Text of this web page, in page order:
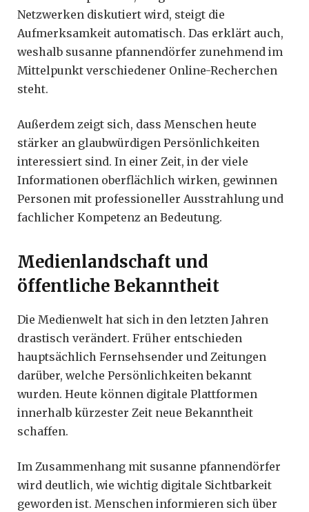
Netzwerken diskutiert wird, steigt die
Aufmerksamkeit automatisch. Das erklärt auch,
weshalb susanne pfannendörfer zunehmend im
Mittelpunkt verschiedener Online-Recherchen
steht.
Außerdem zeigt sich, dass Menschen heute
stärker an glaubwürdigen Persönlichkeiten
interessiert sind. In einer Zeit, in der viele
Informationen oberflächlich wirken, gewinnen
Personen mit professioneller Ausstrahlung und
fachlicher Kompetenz an Bedeutung.
Medienlandschaft und
öffentliche Bekanntheit
Die Medienwelt hat sich in den letzten Jahren
drastisch verändert. Früher entschieden
hauptsächlich Fernsehsender und Zeitungen
darüber, welche Persönlichkeiten bekannt
wurden. Heute können digitale Plattformen
innerhalb kürzester Zeit neue Bekanntheit
schaffen.
Im Zusammenhang mit susanne pfannendörfer
wird deutlich, wie wichtig digitale Sichtbarkeit
geworden ist. Menschen informieren sich über